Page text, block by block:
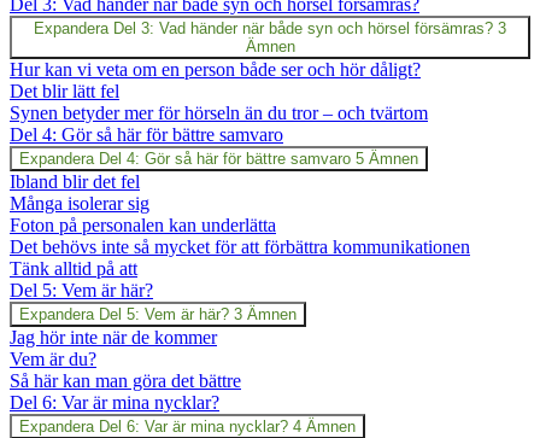
Del 3: Vad händer när både syn och hörsel försämras?
Expandera Del 3: Vad händer när både syn och hörsel försämras? 3
Ämnen
Hur kan vi veta om en person både ser och hör dåligt?
Det blir lätt fel
Synen betyder mer för hörseln än du tror – och tvärtom
Del 4: Gör så här för bättre samvaro
Expandera Del 4: Gör så här för bättre samvaro 5 Ämnen
Ibland blir det fel
Många isolerar sig
Foton på personalen kan underlätta
Det behövs inte så mycket för att förbättra kommunikationen
Tänk alltid på att
Del 5: Vem är här?
Expandera Del 5: Vem är här? 3 Ämnen
Jag hör inte när de kommer
Vem är du?
Så här kan man göra det bättre
Del 6: Var är mina nycklar?
Expandera Del 6: Var är mina nycklar? 4 Ämnen